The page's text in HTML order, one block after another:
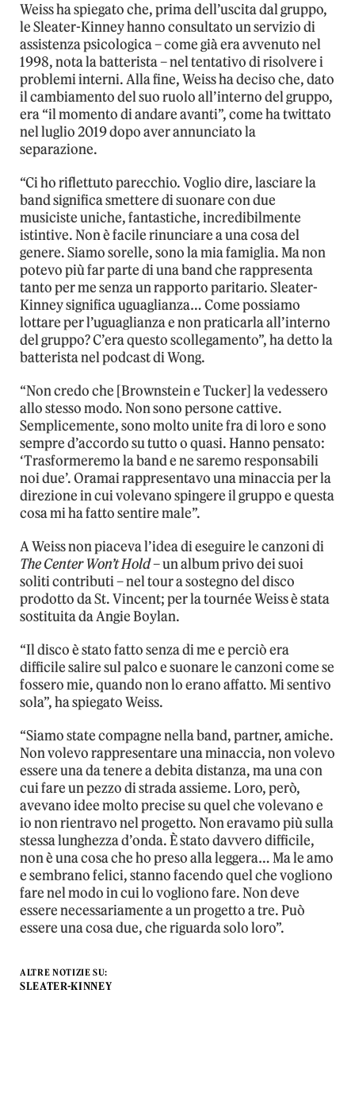
Weiss ha spiegato che, prima dell’uscita dal gruppo,
le Sleater-Kinney hanno consultato un servizio di
assistenza psicologica – come già era avvenuto nel
1998, nota la batterista – nel tentativo di risolvere i
problemi interni. Alla fine, Weiss ha deciso che, dato
il cambiamento del suo ruolo all’interno del gruppo,
era “il momento di andare avanti”, come ha twittato
nel luglio 2019 dopo aver annunciato la
separazione.
“Ci ho riflettuto parecchio. Voglio dire, lasciare la
band significa smettere di suonare con due
musiciste uniche, fantastiche, incredibilmente
istintive. Non è facile rinunciare a una cosa del
genere. Siamo sorelle, sono la mia famiglia. Ma non
potevo più far parte di una band che rappresenta
tanto per me senza un rapporto paritario. Sleater-
Kinney significa uguaglianza… Come possiamo
lottare per l’uguaglianza e non praticarla all’interno
del gruppo? C’era questo scollegamento”, ha detto la
batterista nel podcast di Wong.
“Non credo che [Brownstein e Tucker] la vedessero
allo stesso modo. Non sono persone cattive.
Semplicemente, sono molto unite fra di loro e sono
sempre d’accordo su tutto o quasi. Hanno pensato:
‘Trasformeremo la band e ne saremo responsabili
noi due’. Oramai rappresentavo una minaccia per la
direzione in cui volevano spingere il gruppo e questa
cosa mi ha fatto sentire male”.
A Weiss non piaceva l’idea di eseguire le canzoni di
The Center Won’t Hold– un album privo dei suoi
soliti contributi – nel tour a sostegno del disco
prodotto da St. Vincent; per la tournée Weiss è stata
sostituita da Angie Boylan.
“Il disco è stato fatto senza di me e perciò era
difficile salire sul palco e suonare le canzoni come se
fossero mie, quando non lo erano affatto. Mi sentivo
sola”, ha spiegato Weiss.
“Siamo state compagne nella band, partner, amiche.
Non volevo rappresentare una minaccia, non volevo
essere una da tenere a debita distanza, ma una con
cui fare un pezzo di strada assieme. Loro, però,
avevano idee molto precise su quel che volevano e
io non rientravo nel progetto. Non eravamo più sulla
stessa lunghezza d’onda. È stato davvero difficile,
non è una cosa che ho preso alla leggera… Ma le amo
e sembrano felici, stanno facendo quel che vogliono
fare nel modo in cui lo vogliono fare. Non deve
essere necessariamente a un progetto a tre. Può
essere una cosa due, che riguarda solo loro”.
ALTRE NOTIZIE SU:
SLEATER-KINNEY